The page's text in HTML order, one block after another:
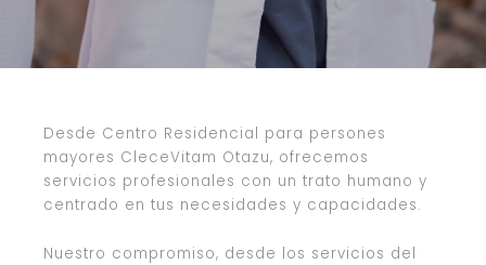
Desde Centro Residencial para persones
mayores CleceVitam Otazu, ofrecemos
servicios profesionales con un trato humano y
centrado en tus necesidades y capacidades.
Nuestro compromiso, desde los servicios del